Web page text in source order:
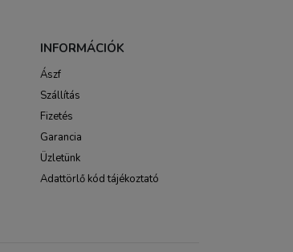
INFORMÁCIÓK
Ászf
Szállítás
Fizetés
Garancia
Üzletünk
Adattörlő kód tájékoztató